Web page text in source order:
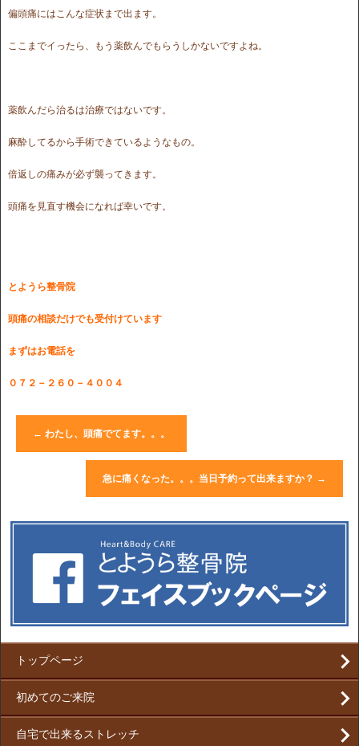
偏頭痛にはこんな症状まで出ます。
ここまでイったら、もう薬飲んでもらうしかないですよね。
薬飲んだら治るは治療ではないです。
麻酔してるから手術できているようなもの。
倍返しの痛みが必ず襲ってきます。
頭痛を見直す機会になれば幸いです。
とようら整骨院
頭痛の相談だけでも受付けています
まずはお電話を
０７２－２６０－４００４
← わたし、頭痛でてます。。。
急に痛くなった。。。当日予約って出来ますか？ →
トップページ
初めてのご来院
自宅で出来るストレッチ